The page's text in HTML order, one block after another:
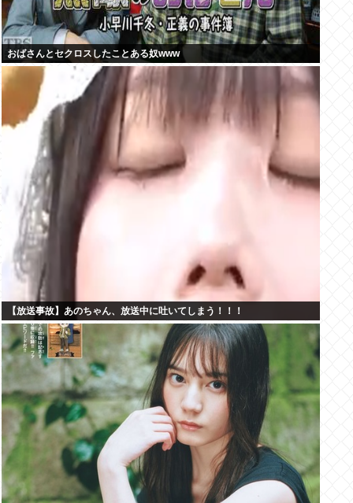
おばさんとセクロスしたことある奴www
【放送事故】あのちゃん、放送中に吐いてしまう！！！